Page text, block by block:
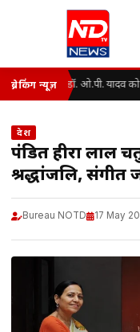
ब्रेकिंग न्यूज़ डॉ. ओ.पी. यादव
देश
पंडित हीरा लाल
श्रद्धांजलि,
Bureau NOTD 17 May